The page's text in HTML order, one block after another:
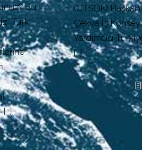
Bu
Türk
[…]
more
(CTSOK)
Çekya İş
Yardımcısı
[…]